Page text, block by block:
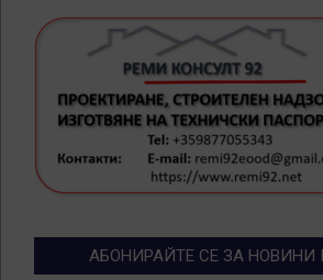
АБОНИРАЙТЕ СЕ ЗА НОВИНИ